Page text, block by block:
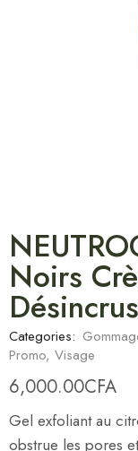
Noirs
Categories:
Promo, Visage
6,000.00CFA
Gel exfoliant au
obstrue les pores